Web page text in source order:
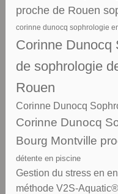
proche de Rouen
corinne dunocq sophrologie
Corinne Dunocq
de sophrologie
Rouen
Corinne Dunocq
Corinne Dunocq
Bourg Montville
détente en piscine
Gestion du stress en
méthode V2S-Aquatic®